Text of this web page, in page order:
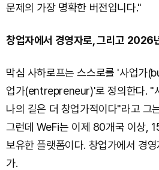
문제의 가장 명확한 버전입니다."
창업자에서 경영자로, 그리고 2026
막심 사하로프는 스스로를 '사업가
업가(entrepreneur)'로 정의한다. "
나의 길은 더 창업가적이다"라고 그
그런데 WeFi는 이제 80개국 이상,
보유한 플랫폼이다. 창업가에서 경
가.